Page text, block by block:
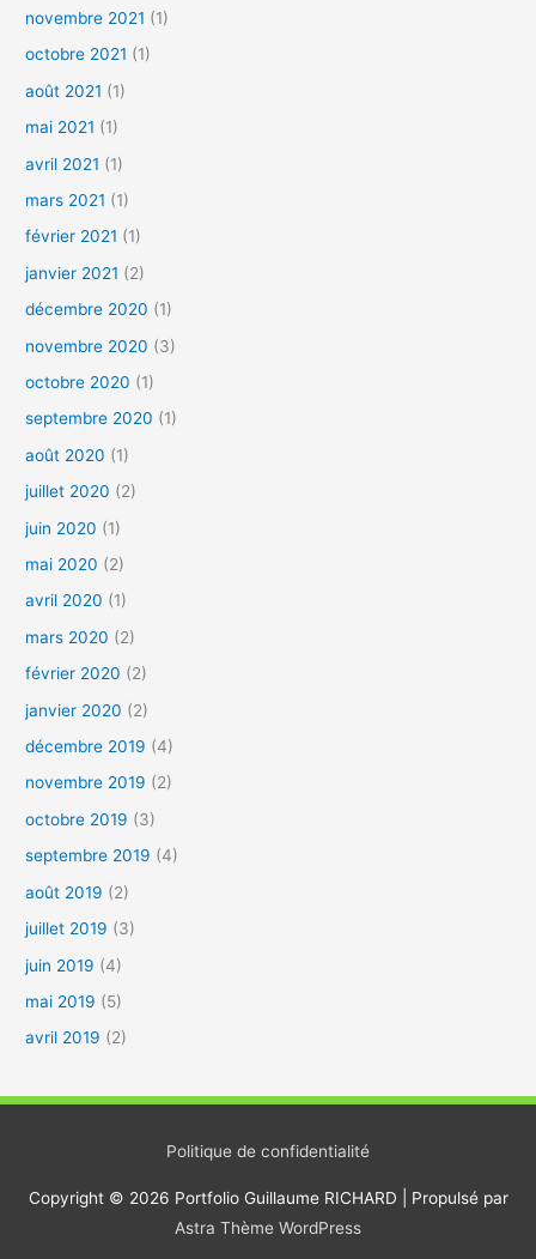
novembre 2021 (1)
octobre 2021 (1)
août 2021 (1)
mai 2021 (1)
avril 2021 (1)
mars 2021 (1)
février 2021 (1)
janvier 2021 (2)
décembre 2020 (1)
novembre 2020 (3)
octobre 2020 (1)
septembre 2020 (1)
août 2020 (1)
juillet 2020 (2)
juin 2020 (1)
mai 2020 (2)
avril 2020 (1)
mars 2020 (2)
février 2020 (2)
janvier 2020 (2)
décembre 2019 (4)
novembre 2019 (2)
octobre 2019 (3)
septembre 2019 (4)
août 2019 (2)
juillet 2019 (3)
juin 2019 (4)
mai 2019 (5)
avril 2019 (2)
Politique de confidentialité
Copyright © 2026 Portfolio Guillaume RICHARD | Propulsé par
Astra Thème WordPress